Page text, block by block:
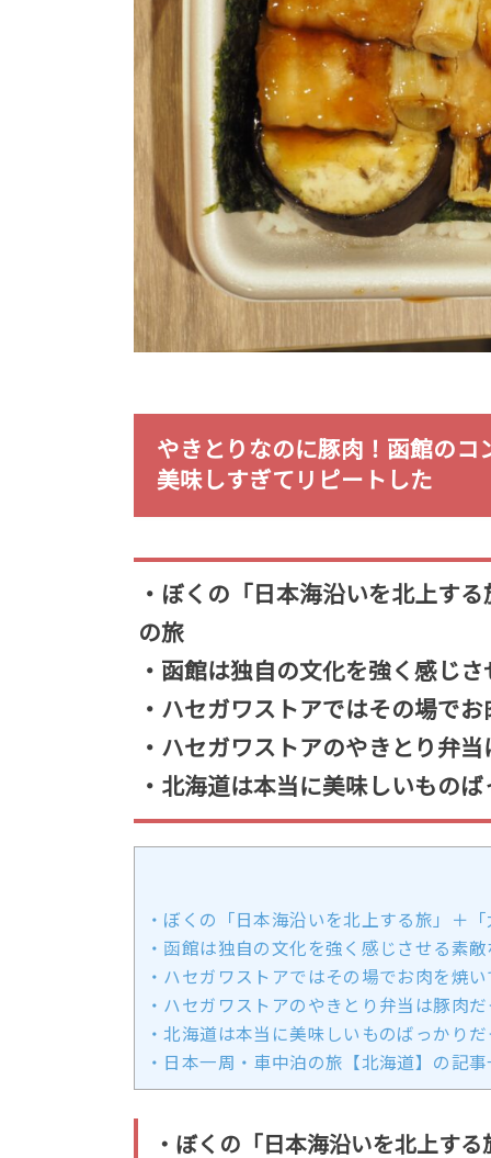
やきとりなのに豚肉！函館の
美味しすぎてリピートした
・ぼくの「日本海沿いを北上す
の旅
・函館は独自の文化を強く感じ
・ハセガワストアではその場で
・ハセガワストアのやきとり弁
・北海道は本当に美味しいもの
・ぼくの「日本海沿いを北上する旅」＋
・函館は独自の文化を強く感じさせる素
・ハセガワストアではその場でお肉を焼
・ハセガワストアのやきとり弁当は豚肉
・北海道は本当に美味しいものばっかり
・日本一周・車中泊の旅【北海道】の記
・ぼくの「日本海沿いを北上す